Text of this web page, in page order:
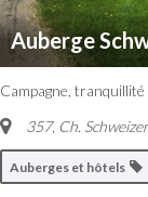
Auberge
Campagne, tranquillité
357, Ch. Schweizer
Auberges et hôtels